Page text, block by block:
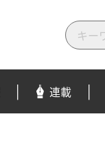
検
索
す
る
連載